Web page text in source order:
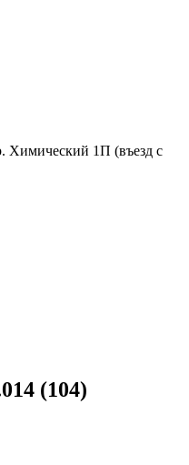
Химический 1П (въезд с
(104)